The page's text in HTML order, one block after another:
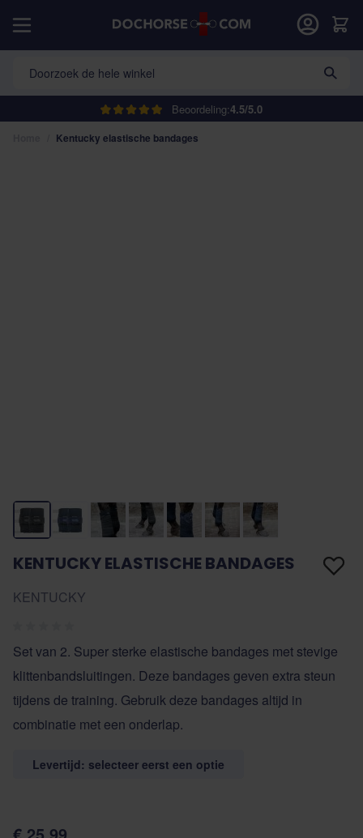
Beoordeling:4.5/5.0
Doorzoek de hele winkel
Cart
Kentucky elastische bandages
KENTUCKY ELASTISCHE BANDAGES
KENTUCKY
Set van 2. Super sterke elastische bandages met stevige
klittenbandsluitingen. Deze bandages geven extra steun
tijdens de training. Gebruik deze bandages altijd in
combinatie met een onderlap.
Levertijd: selecteer eerst een optie